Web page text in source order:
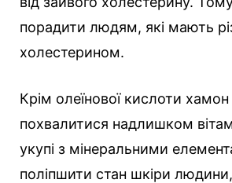
порадити людям, які мають
холестерином.
Крім олеїнової кислоти
похвалитися надлишком
укупі з мінеральними
поліпшити стан шкіри